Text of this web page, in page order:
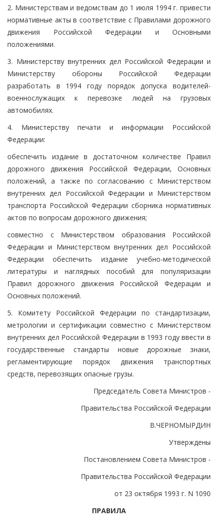
2. Министерствам и ведомствам до 1 июля 1994 г. привести
нормативные акты в соответствие с Правилами дорожного
движения Российской Федерации и Основными
положениями.
3. Министерству внутренних дел Российской Федерации и
Министерству обороны Российской Федерации
разработать в 1994 году порядок допуска водителей-
военнослужащих к перевозке людей на грузовых
автомобилях.
4. Министерству печати и информации Российской
Федерации:
обеспечить издание в достаточном количестве Правил
дорожного движения Российской Федерации, Основных
положений, а также по согласованию с Министерством
внутренних дел Российской Федерации и Министерством
транспорта Российской Федерации сборника нормативных
актов по вопросам дорожного движения;
совместно с Министерством образования Российской
Федерации и Министерством внутренних дел Российской
Федерации обеспечить издание учебно-методической
литературы и наглядных пособий для популяризации
Правил дорожного движения Российской Федерации и
Основных положений.
5. Комитету Российской Федерации по стандартизации,
метрологии и сертификации совместно с Министерством
внутренних дел Российской Федерации в 1993 году ввести в
государственные стандарты новые дорожные знаки,
регламентирующие порядок движения транспортных
средств, перевозящих опасные грузы.
Председатель Совета Министров -
Правительства Российской Федерации
В.ЧЕРНОМЫРДИН
Утверждены
Постановлением Совета Министров -
Правительства Российской Федерации
от 23 октября 1993 г. N 1090
ПРАВИЛА